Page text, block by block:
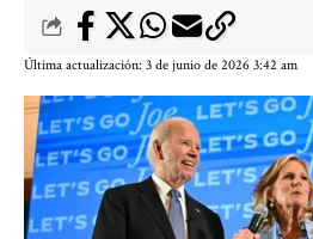
Última actualización: 3 de junio de 2026 3:42 am